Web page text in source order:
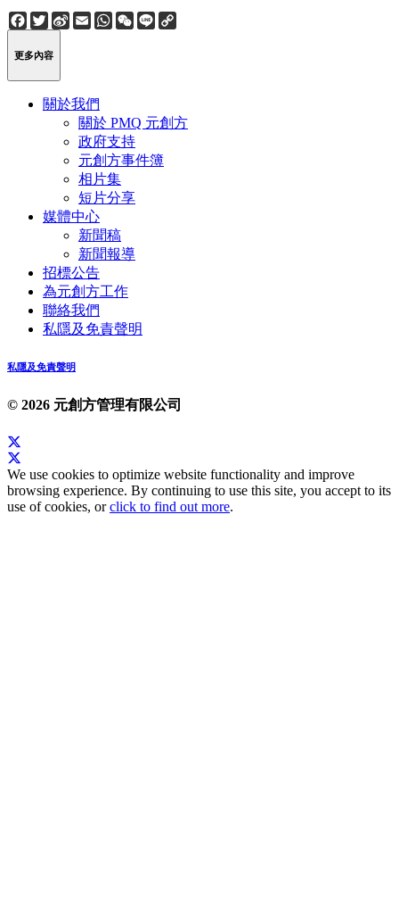
Facebook
Twitter
Sina
Weibo
EmailWhatsApp
WeChat
Line
更多內容
關於我們
關於 PMQ 元創方
政府支持
元創方事件簿
相片集
短片分享
媒體中心
新聞稿
新聞報導
招標公告
為元創方工作
聯絡我們
私隱及免責聲明
私隱及免責聲明
© 2026 元創方管理有限公司
We use cookies to optimize website functionality and improve
browsing experience. By continuing to use this site, you accept to its
use of cookies, orclick to find out more.